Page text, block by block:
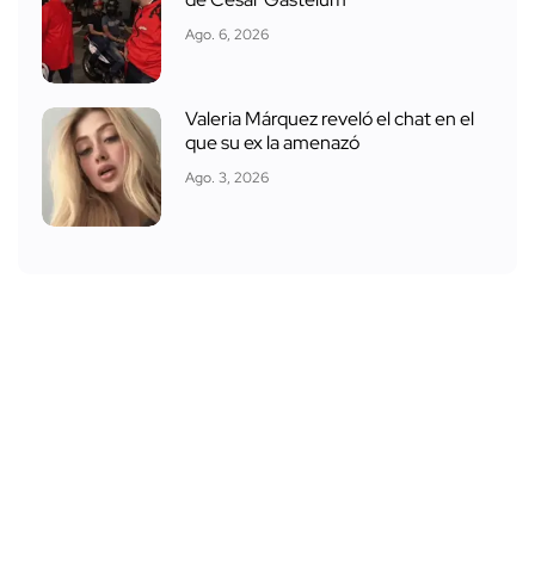
Ago. 6, 2026
Valeria Márquez reveló el chat en el
que su ex la amenazó
Ago. 3, 2026